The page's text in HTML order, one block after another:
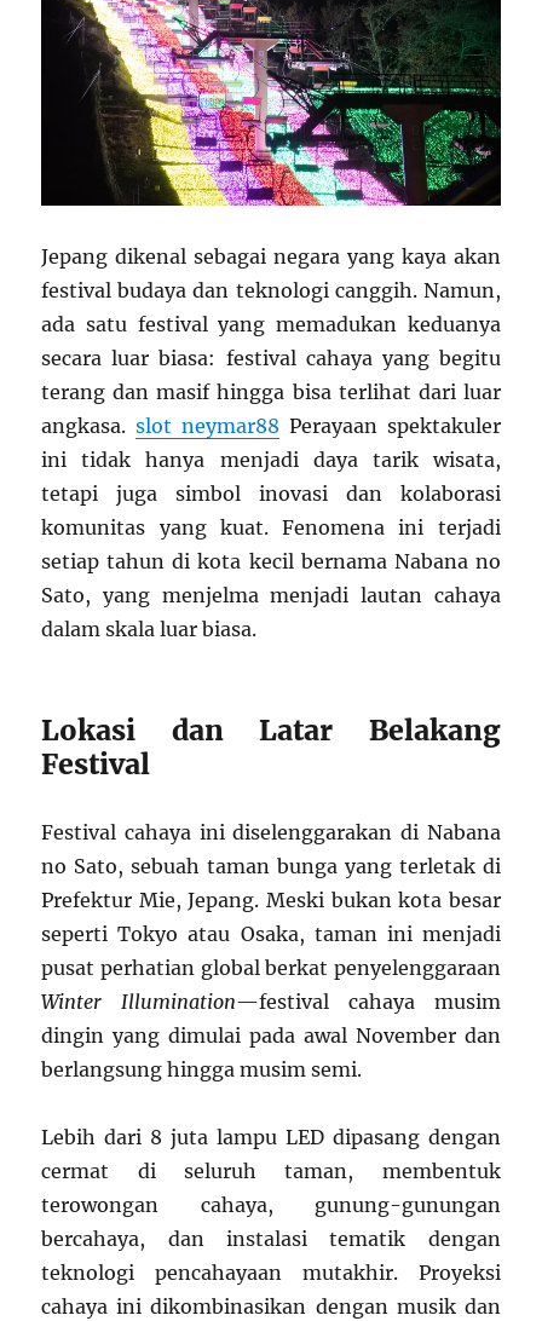
Jepang dikenal sebagai negara yang kaya akan
festival budaya dan teknologi canggih. Namun,
ada satu festival yang memadukan keduanya
secara luar biasa: festival cahaya yang begitu
terang dan masif hingga bisa terlihat dari luar
angkasa.slot neymar88 Perayaan spektakuler
ini tidak hanya menjadi daya tarik wisata,
tetapi juga simbol inovasi dan kolaborasi
komunitas yang kuat. Fenomena ini terjadi
setiap tahun di kota kecil bernama Nabana no
Sato, yang menjelma menjadi lautan cahaya
dalam skala luar biasa.
Lokasi dan Latar Belakang
Festival
Festival cahaya ini diselenggarakan di Nabana
no Sato, sebuah taman bunga yang terletak di
Prefektur Mie, Jepang. Meski bukan kota besar
seperti Tokyo atau Osaka, taman ini menjadi
pusat perhatian global berkat penyelenggaraan
Winter Illumination—festival cahaya musim
dingin yang dimulai pada awal November dan
berlangsung hingga musim semi.
Lebih dari 8 juta lampu LED dipasang dengan
cermat di seluruh taman, membentuk
terowongan cahaya, gunung-gunungan
bercahaya, dan instalasi tematik dengan
teknologi pencahayaan mutakhir. Proyeksi
cahaya ini dikombinasikan dengan musik dan